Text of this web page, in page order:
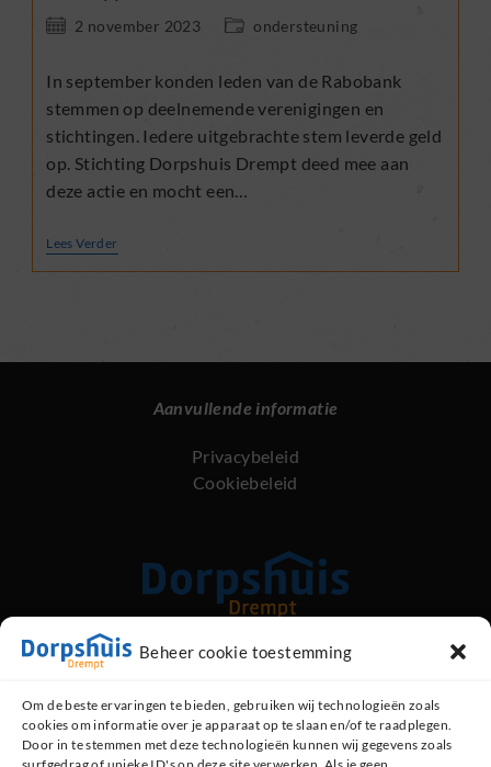
Beheer cookie toestemming
Om de beste ervaringen te bieden, gebruiken wij technologieën zoals
cookies om informatie over je apparaat op te slaan en/of te raadplegen.
Door in te stemmen met deze technologieën kunnen wij gegevens zoals
Bericht2 november 2023 Berichtcategorie:
ondersteuning
In september konden leden van de Rabobank
stemmen op deelnemende verenigingen en
stichtingen. Iedere uitgebrachte stem leverde geld
op. Stichting Dorpshuis Drempt deed mee aan
deze actie en mocht een…
Lees VerderNieuwe
Bowlingschoenen
Dankzij
Aanvullende informatie
Privacybeleid
Cookiebeleid
Kerkstraat 89, 6996 AG Drempt
Contact opnemen